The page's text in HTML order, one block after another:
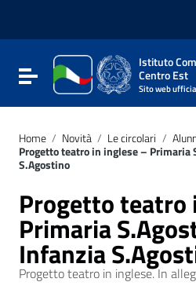
Vai al footer
Attiva / disattiva la navigazione
Istituto
Centro Est
Sito web
Home / Novità / Le circolari /
Progetto teatro in inglese – Primaria
S.Agostino
Progetto teatro
Primaria
Infanzia
Progetto teatro in inglese. In